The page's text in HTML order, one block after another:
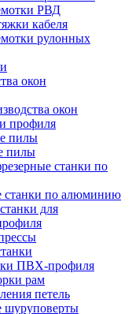
РВД
кабеля
рулонных
окон
окон
профиля
пилы
пилы
станки по
станки по алюминию
для
ПВХ-профиля
рам
петель
шуруповерты